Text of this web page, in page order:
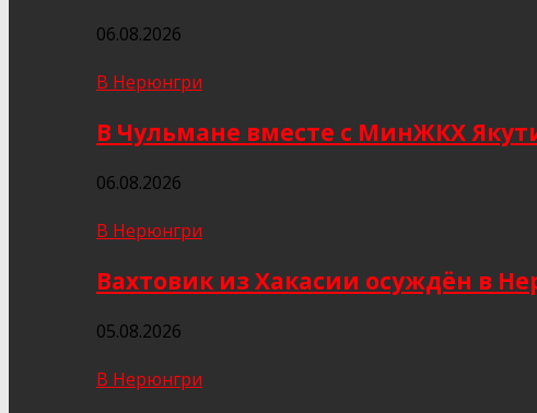
06.08.2026
В Нерюнгри
В Чульмане вместе с МинЖКХ
06.08.2026
В Нерюнгри
Вахтовик из Хакасии осуждён в
05.08.2026
В Нерюнгри